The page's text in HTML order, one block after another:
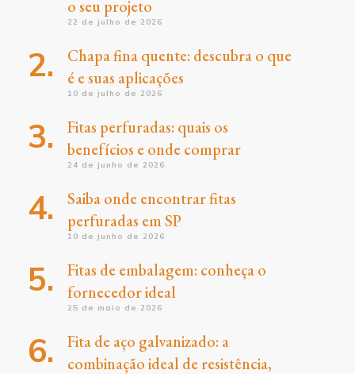
o seu projeto
22 de julho de 2026
Chapa fina quente: descubra o que
é e suas aplicações
10 de julho de 2026
Fitas perfuradas: quais os
benefícios e onde comprar
24 de junho de 2026
Saiba onde encontrar fitas
perfuradas em SP
10 de junho de 2026
Fitas de embalagem: conheça o
fornecedor ideal
25 de maio de 2026
Fita de aço galvanizado: a
combinação ideal de resistência,